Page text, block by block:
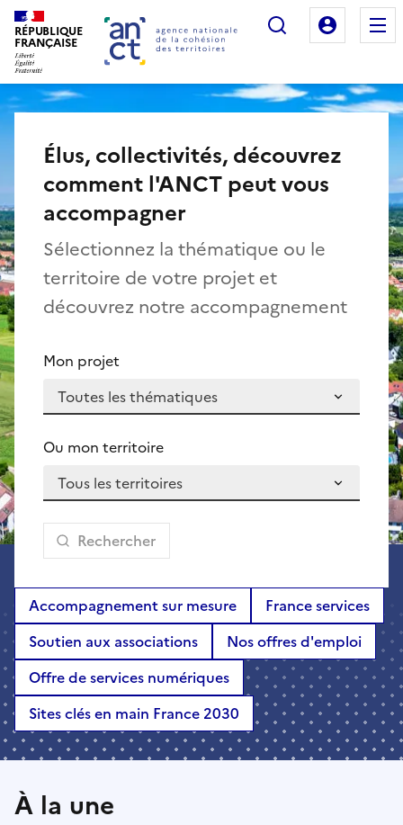
RÉPUBLIQUE
FRANÇAISE Agence nationale de la cohésion des
Rechercher
Mon
Élus, collectivités, découvrez
comment l'ANCT peut vous
accompagner
Sélectionnez la thématique ou le
territoire de votre projet et
découvrez notre accompagnement
Mon projet
Ou mon territoire
Rechercher
Accompagnement sur mesure
France services
Soutien aux associations
Nos offres d'emploi
Offre de services numériques
Sites clés en main France 2030
À la une